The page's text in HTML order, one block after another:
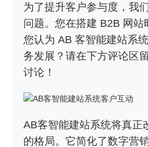
为了提升客户参与度，我
问题。您在搭建 B2B 网站
您认为 AB 客智能建站系
务发展？请在下方评论区
讨论！
AB客智能建站系统将真正
的格局。它简化了数字营